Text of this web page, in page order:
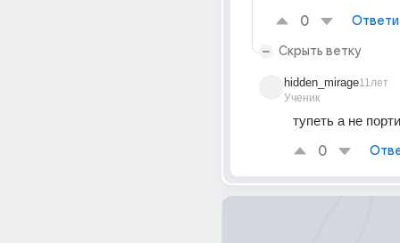
0
Скрыть ветку
hidden_mirage
Ученик
11лет
тупеть а не
0